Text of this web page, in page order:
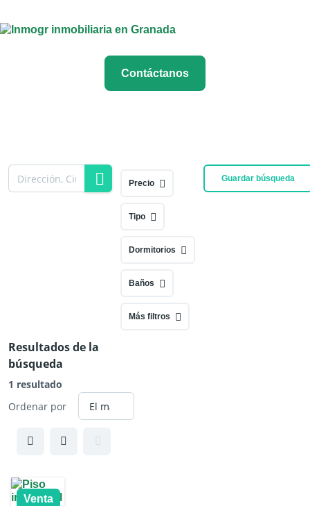
Contáctanos
Guardar búsqueda
Precio
Tipo
Dormitorios
Baños
Más filtros
Resultados de la
búsqueda
1 resultado
Ordenar por
Venta